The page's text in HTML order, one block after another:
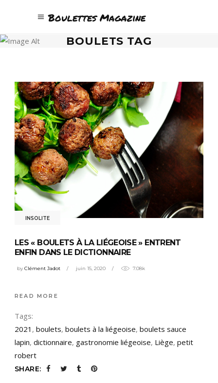
Boulettes Magazine
BOULETS TAG
INSOLITE
LES « BOULETS À LA LIÉGEOISE » ENTRENT
ENFIN DANS LE DICTIONNAIRE
byClément Jadot juin 15, 2020 7.08k
READ MORE
Tags:
2021 , boulets, boulets à la liégeoise, boulets sauce
lapin, dictionnaire, gastronomie liégeoise, Liège, petit
robert
SHARE: